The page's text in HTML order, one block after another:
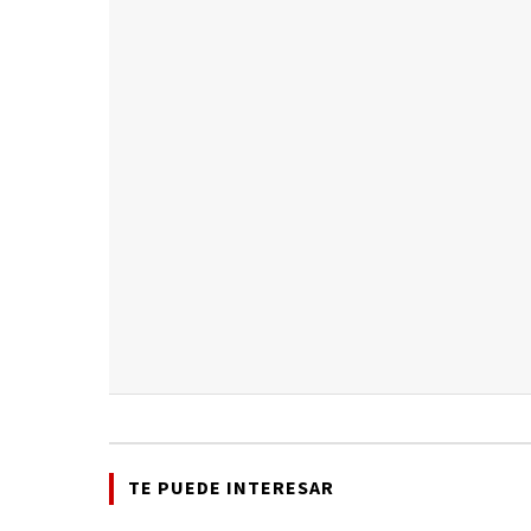
TE PUEDE INTERESAR